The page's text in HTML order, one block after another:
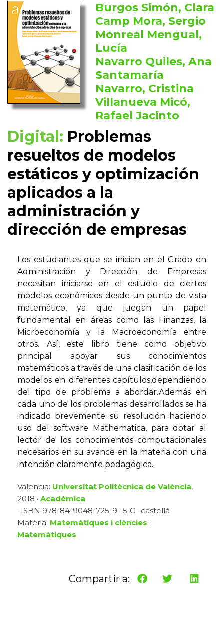
Burgos Simón, Clara
Camp Mora, Sergio
Monreal Mengual,
Lucía
Navarro Quiles, Ana
Santamaría
Navarro, Cristina
Villanueva Micó,
Rafael Jacinto
Digital: Problemas
resueltos de modelos
estáticos y optimización
aplicados a la
administración y
dirección de empresas
Los estudiantes que se inician en el Grado en
Administración y Dirección de Empresas
necesitan iniciarse en el estudio de ciertos
modelos económicos desde un punto de vista
matemático, ya que juegan un papel
fundamental en áreas como las Finanzas, la
Microeconomía y la Macroeconomía entre
otros. Así, este libro tiene como objetivo
principal apoyar sus conocimientos
matemáticos a través de una clasificación de los
modelos en diferentes capítulos,dependiendo
del tipo de problema a abordar.Además en
cada uno de los problemas desarrollados se ha
indicado brevemente su resolución haciendo
uso del software Mathematica, para dotar al
lector de los conocimientos computacionales
necesarios en su avance en la materia con una
intención claramente pedagógica.
Valencia: Universitat Politècnica de València,
2018 · Académica
· ISBN 978-84-9048-725-9 · 5 € · castellà
Matèria: Matemàtiques i ciències :
Matemàtiques
Compartir a: